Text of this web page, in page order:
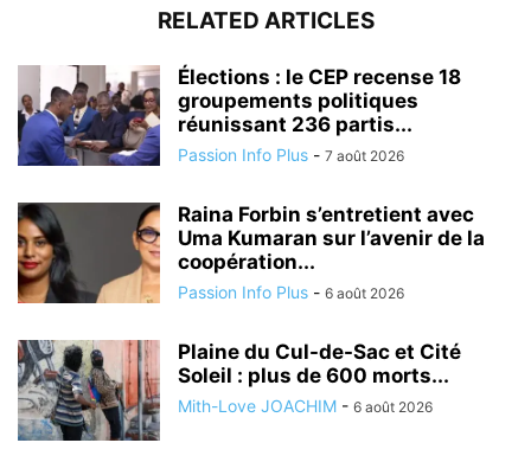
RELATED ARTICLES
Élections : le CEP recense 18
groupements politiques
réunissant 236 partis...
Passion Info Plus - 7 août 2026
Raina Forbin s’entretient avec
Uma Kumaran sur l’avenir de la
coopération...
Passion Info Plus - 6 août 2026
Plaine du Cul-de-Sac et Cité
Soleil : plus de 600 morts...
Mith-Love JOACHIM - 6 août 2026